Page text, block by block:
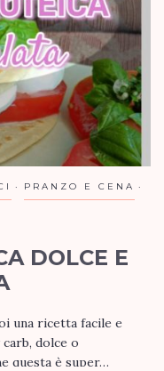
PRANZO E CENA
DOLCE E
una ricetta facile e
dolce o
questa è super…